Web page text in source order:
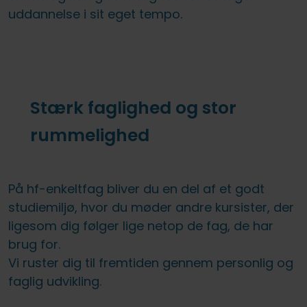
uddannelse i sit eget tempo.
Stærk faglighed og stor
rummelighed
På hf-enkeltfag bliver du en del af et godt
studiemiljø, hvor du møder andre kursister, der
ligesom dig følger lige netop de fag, de har
brug for.
Vi ruster dig til fremtiden gennem personlig og
faglig udvikling.